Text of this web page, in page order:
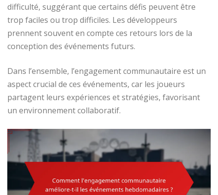
difficulté, suggérant que certains défis peuvent être
trop faciles ou trop difficiles. Les développeurs
prennent souvent en compte ces retours lors de la
conception des événements futurs.
Dans l’ensemble, l’engagement communautaire est un
aspect crucial de ces événements, car les joueurs
partagent leurs expériences et stratégies, favorisant
un environnement collaboratif.